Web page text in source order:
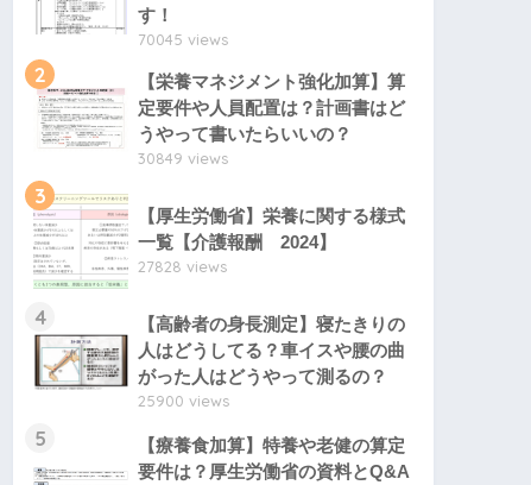
す！
70045 views
2
【栄養マネジメント強化加算】算
定要件や人員配置は？計画書はど
うやって書いたらいいの？
30849 views
3
【厚生労働省】栄養に関する様式
一覧【介護報酬 2024】
27828 views
4
【高齢者の身長測定】寝たきりの
人はどうしてる？車イスや腰の曲
がった人はどうやって測るの？
25900 views
5
【療養食加算】特養や老健の算定
要件は？厚生労働省の資料とQ&A